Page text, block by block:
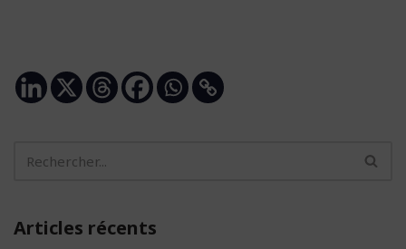
Articles récents